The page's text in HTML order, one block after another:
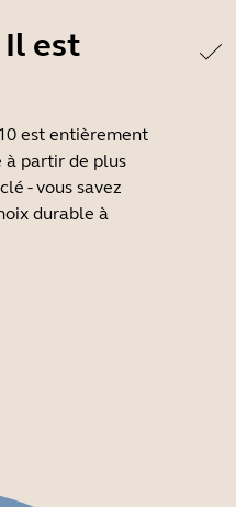
Il est
est entièrement
à partir de plus
- vous savez
durable à